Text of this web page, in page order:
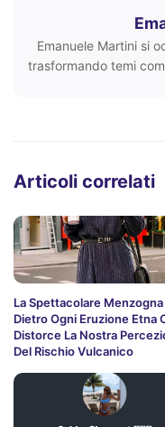
Emanuele Martini si
trasformando temi
Articoli correlati
La Spettacolare Menzogna
Dietro Ogni Eruzione Etna
Distorce La Nostra
Del Rischio Vulcanico